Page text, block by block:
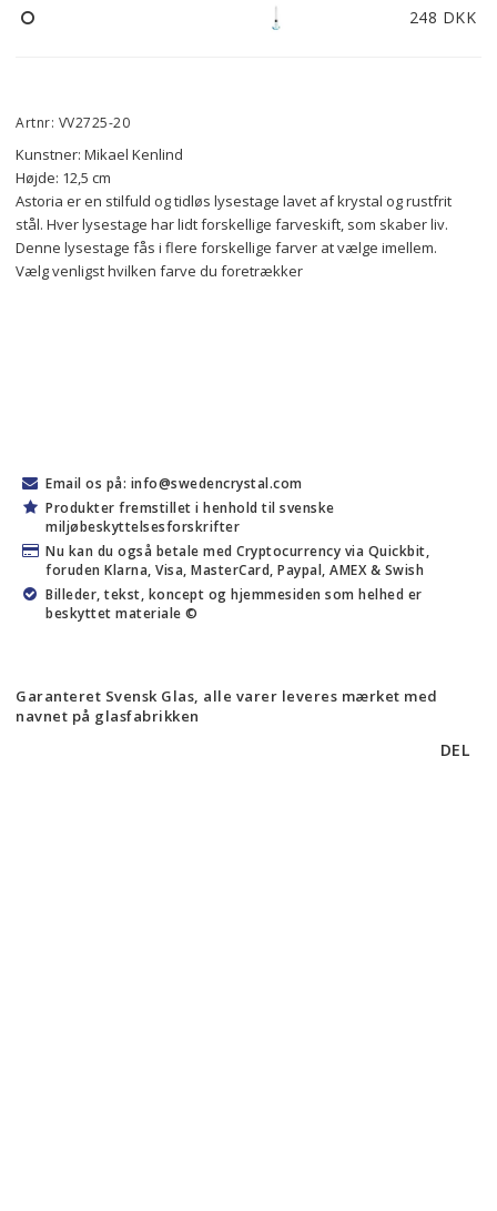
248 DKK
Artnr: VV2725-20
Kunstner: Mikael Kenlind
Højde: 12,5 cm
Astoria er en stilfuld og tidløs lysestage lavet af krystal og rustfrit
stål. Hver lysestage har lidt forskellige farveskift, som skaber liv.
Denne lysestage fås i flere forskellige farver at vælge imellem.
Vælg venligst hvilken farve du foretrækker
Email os på: info@swedencrystal.com
Produkter fremstillet i henhold til svenske
miljøbeskyttelsesforskrifter
Nu kan du også betale med Cryptocurrency via Quickbit,
foruden Klarna, Visa, MasterCard, Paypal, AMEX & Swish
Billeder, tekst, koncept og hjemmesiden som helhed er
beskyttet materiale ©
Garanteret Svensk Glas, alle varer leveres mærket med
navnet på glasfabrikken
DEL